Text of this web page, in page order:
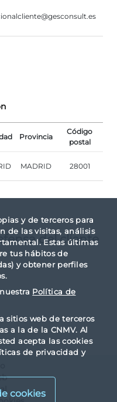
y de terceros para
de las visitas, análisis
Estas últimas
tus hábitos de
y obtener perfiles
Política de
sitios web de terceros
a la de la CNMV. Al
acepta las cookies
de privacidad y
cookies
Provincia
Código
postal
MADRID 28001
del cliente